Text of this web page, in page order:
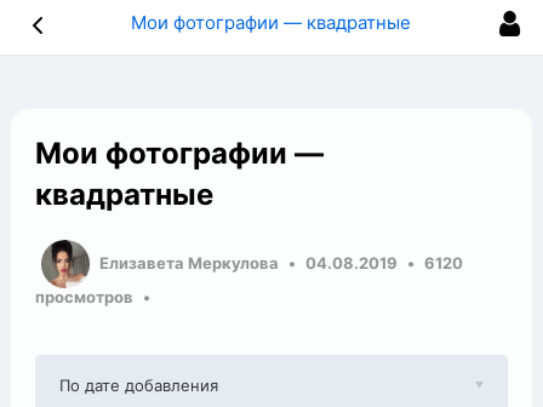
Мои фотографии — квадратные
Мои фотографии —
квадратные
Елизавета Меркулова 04.08.2019
6120
просмотров
По дате добавления